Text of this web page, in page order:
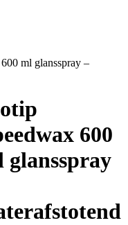
ml glansspray –
600
glansspray